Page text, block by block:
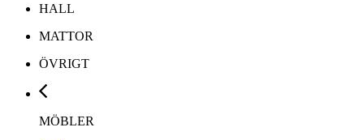
HALL
MATTOR
ÖVRIGT
MÖBLER